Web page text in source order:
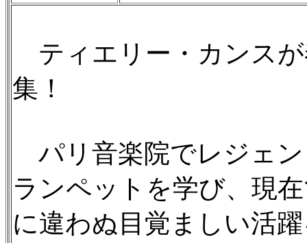
ティエリー・カンス
集！
パリ音楽院でレジェ
ランペットを学び、現
に違わぬ目覚ましい活